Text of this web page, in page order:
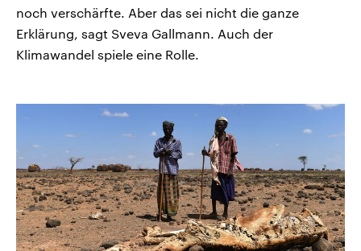
noch verschärfte. Aber das sei nicht die ganze
Erklärung, sagt Sveva Gallmann. Auch der
Klimawandel spiele eine Rolle.